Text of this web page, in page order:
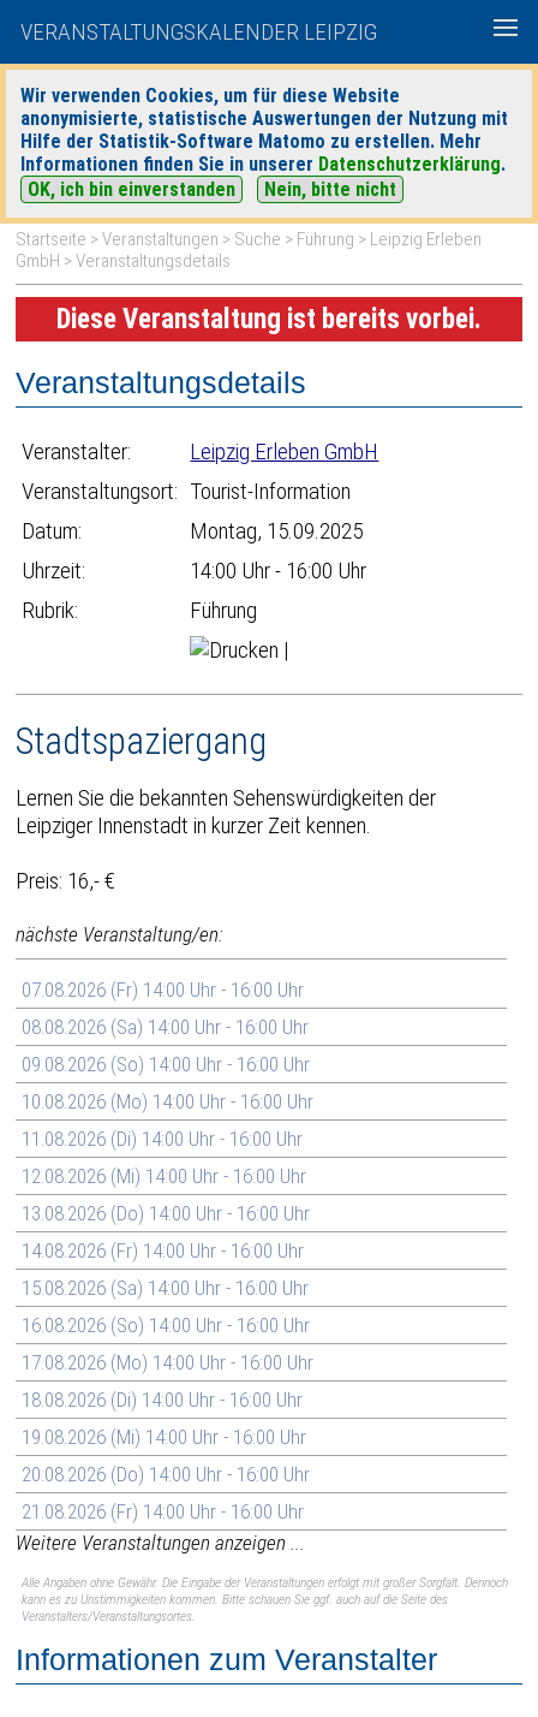
VERANSTALTUNGSKALENDER LEIPZIG
Wir verwenden Cookies, um für diese Website
anonymisierte, statistische Auswertungen der Nutzung mit
Hilfe der Statistik-Software Matomo zu erstellen. Mehr
Informationen finden Sie in unserer Datenschutzerklärung.
OK, ich bin einverstanden
Nein, bitte nicht
heute|morgen| Detaillierte Suche
Startseite >Veranstaltungen > Suche > Führung > Leipzig Erleben
GmbH > Veranstaltungsdetails
Diese Veranstaltung ist bereits vorbei.
Veranstaltungsdetails
Veranstalter:
Leipzig Erleben GmbH
Veranstaltungsort: Tourist-Information
Datum:
Montag, 15.09.2025
Uhrzeit:
14:00 Uhr - 16:00 Uhr
Rubrik:
Führung
|
Stadtspaziergang
Lernen Sie die bekannten Sehenswürdigkeiten der
Leipziger Innenstadt in kurzer Zeit kennen.
Preis: 16,- €
nächste Veranstaltung/en:
07.08.2026 (Fr) 14:00 Uhr - 16:00 Uhr
08.08.2026 (Sa) 14:00 Uhr - 16:00 Uhr
09.08.2026 (So) 14:00 Uhr - 16:00 Uhr
10.08.2026 (Mo) 14:00 Uhr - 16:00 Uhr
11.08.2026 (Di) 14:00 Uhr - 16:00 Uhr
12.08.2026 (Mi) 14:00 Uhr - 16:00 Uhr
13.08.2026 (Do) 14:00 Uhr - 16:00 Uhr
14.08.2026 (Fr) 14:00 Uhr - 16:00 Uhr
15.08.2026 (Sa) 14:00 Uhr - 16:00 Uhr
16.08.2026 (So) 14:00 Uhr - 16:00 Uhr
17.08.2026 (Mo) 14:00 Uhr - 16:00 Uhr
18.08.2026 (Di) 14:00 Uhr - 16:00 Uhr
19.08.2026 (Mi) 14:00 Uhr - 16:00 Uhr
20.08.2026 (Do) 14:00 Uhr - 16:00 Uhr
21.08.2026 (Fr) 14:00 Uhr - 16:00 Uhr
Weitere Veranstaltungen anzeigen ...
Alle Angaben ohne Gewähr. Die Eingabe der Veranstaltungen erfolgt mit großer Sorgfalt. Dennoch
kann es zu Unstimmigkeiten kommen. Bitte schauen Sie ggf. auch auf die Seite des
Veranstalters/Veranstaltungsortes.
Informationen zum Veranstalter